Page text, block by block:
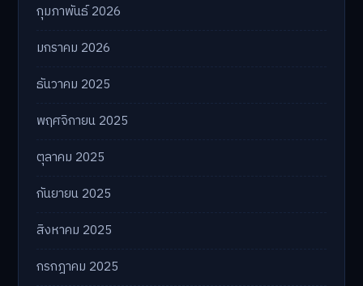
กุมภาพันธ์ 2026
มกราคม 2026
ธันวาคม 2025
พฤศจิกายน 2025
ตุลาคม 2025
กันยายน 2025
สิงหาคม 2025
กรกฎาคม 2025